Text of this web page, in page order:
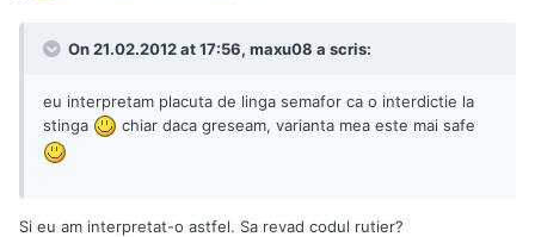
On 21.02.2012 at 17:56, maxu08 a scris:
eu interpretam placuta de linga semafor ca o interdictie la
stinga
chiar daca greseam, varianta mea este mai safe
Si eu am interpretat-o astfel. Sa revad codul rutier?